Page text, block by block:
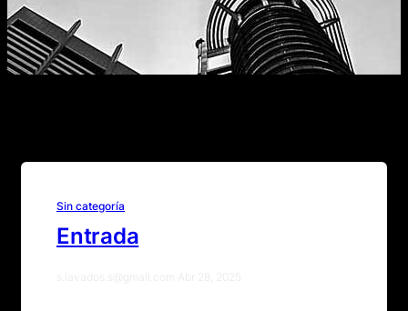
Sin categoría
Entrada
s.lavados.s@gmail.com Abr 28, 2025